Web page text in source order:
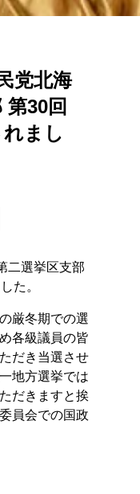
党北海
第30回
まし
二選挙区支部
た。
厳冬期での選
各級議員の皆
だき当選させ
地方選挙では
だきますと挨
員会での国政